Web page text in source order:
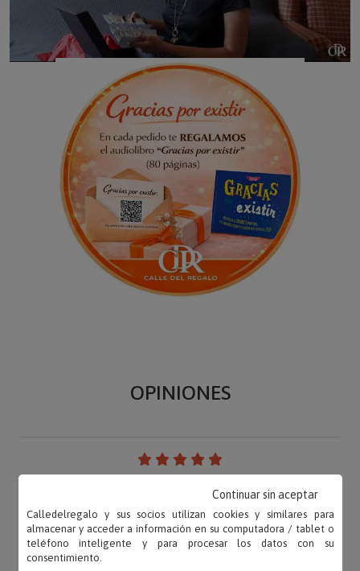
OPINIONES
«Exacta como en la foto de la web»
Calledelregalo y sus socios utilizan cookies y similares para
almacenar y acceder a información en su computadora / tablet o
teléfono inteligente y para procesar los datos con su
consentimiento.
Continuar sin aceptar